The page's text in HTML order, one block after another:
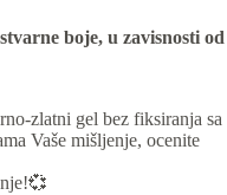
boje, u zavisnosti od
zlatni gel bez fiksiranja sa
Vaše mišljenje, ocenite